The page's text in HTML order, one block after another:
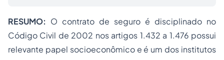
RESUMO: O contrato de seguro é disciplinado no
Código Civil de 2002 nos artigos 1.432 a 1.476 possui
relevante papel socioeconômico e é um dos institutos